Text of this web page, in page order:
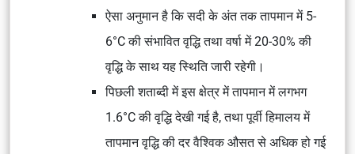
ऐसा अनुमान है कि सदी के अंत तक तापमान में 5-
6°C की संभावित वृद्धि तथा वर्षा में 20-30% की
वृद्धि के साथ यह स्थिति जारी रहेगी।
पिछली शताब्दी में इस क्षेत्र में तापमान में लगभग
1.6°C की वृद्धि देखी गई है, तथा पूर्वी हिमालय में
तापमान वृद्धि की दर वैश्विक औसत से अधिक हो गई